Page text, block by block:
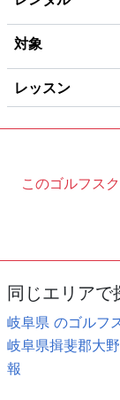
対象
レッスン
このゴルフス
同じエリアで
岐阜県 のゴルフ
岐阜県揖斐郡大
報